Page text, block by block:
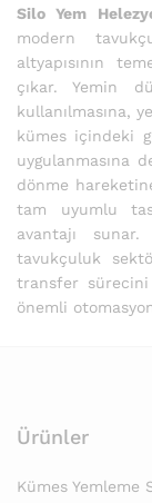
Silo Yem
modern
altyapısının
çıkar. Yemin
kullanılmasına,
kümes içindeki
uygulanmasına
dönme
tam uyumlu
avantajı
tavukçuluk
transfer
önemli
Ürünler
Kümes Yemleme